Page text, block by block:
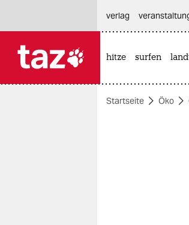
themen
verlag
hitze surfen
Startseite Öko